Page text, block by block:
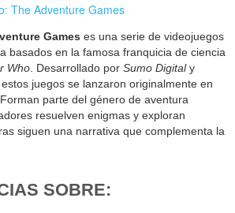
The Adventure Games
Games es una serie de videojuegos
basados en la famosa franquicia de ciencia
Who . Desarrollado porSumo Digitaly
juegos se lanzaron originalmente en
. Forman parte del género de aventura
resuelven enigmas y exploran
siguen una narrativa que complementa la
SOBRE: